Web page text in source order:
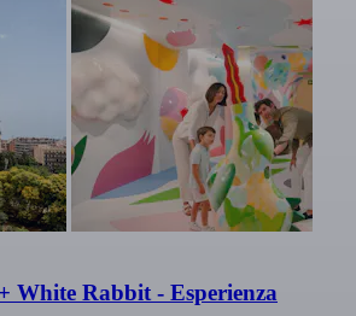
White Rabbit - Esperienza